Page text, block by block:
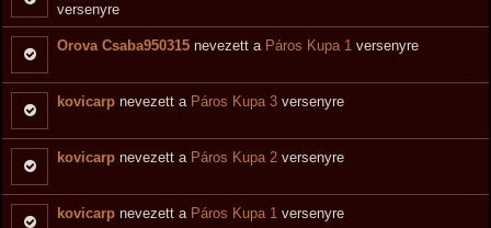
versenyre
Orova Csaba950315 nevezett a Páros Kupa 1 versenyre
kovicarp nevezett a Páros Kupa 3 versenyre
kovicarp nevezett a Páros Kupa 2 versenyre
kovicarp nevezett a Páros Kupa 1 versenyre